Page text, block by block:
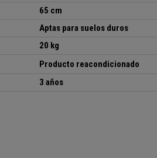
65 cm
Aptas para suelos duros
20 kg
Producto reacondicionado
3 años